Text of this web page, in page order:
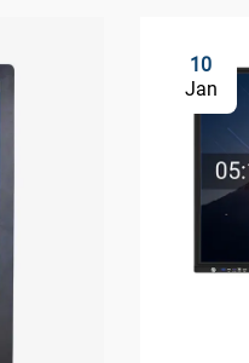
10
Jan